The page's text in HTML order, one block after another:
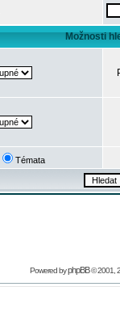
Možnosti
Témata
Powered byphpBB© 2001,